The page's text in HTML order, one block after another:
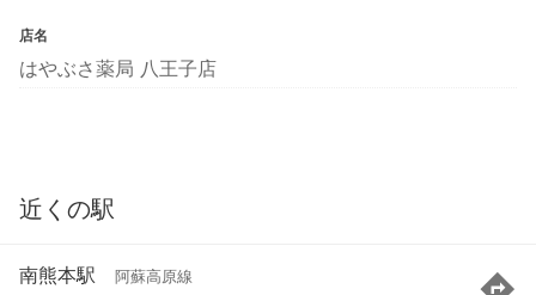
店名
はやぶさ薬局 八王子店
近くの駅
南熊本駅 阿蘇高原線